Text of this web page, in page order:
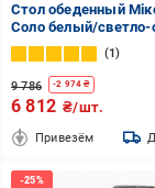
Стол обеденный
Соло белый/
белый
1
9 786 -2 974 ₴
6 812 ₴/шт.
Привезём